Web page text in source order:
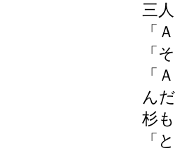
三
「
「
「
ん
杉
「